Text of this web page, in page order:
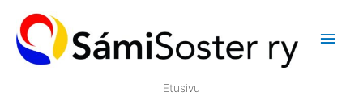
sisältöön
Etusivu